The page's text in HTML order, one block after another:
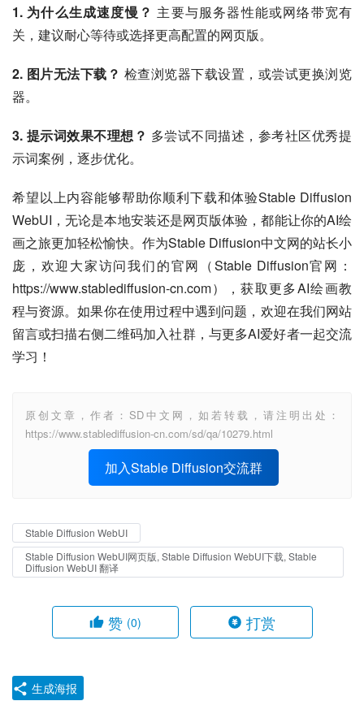
1. 为什么生成速度慢？ 主要与服务器性能或网络带宽有
关，建议耐心等待或选择更高配置的网页版。
2. 图片无法下载？ 检查浏览器下载设置，或尝试更换浏览
器。
3. 提示词效果不理想？ 多尝试不同描述，参考社区优秀提
示词案例，逐步优化。
希望以上内容能够帮助你顺利下载和体验Stable Diffusion
WebUI，无论是本地安装还是网页版体验，都能让你的AI绘
画之旅更加轻松愉快。作为Stable Diffusion中文网的站长小
庞，欢迎大家访问我们的官网（Stable Diffusion官网：
https://www.stablediffusion-cn.com），获取更多AI绘画教
程与资源。如果你在使用过程中遇到问题，欢迎在我们网站
留言或扫描右侧二维码加入社群，与更多AI爱好者一起交流
学习！
原创文章，作者：SD中文网，如若转载，请注明出处：
https://www.stablediffusion-cn.com/sd/qa/10279.html
加入Stable Diffusion交流群
Stable Diffusion WebUI
Stable Diffusion WebUI网页版, Stable Diffusion WebUI下载, Stable
Diffusion WebUI 翻译
赞 (0) 打赏
生成海报